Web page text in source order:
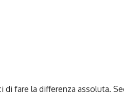
di fare la differenza assoluta.